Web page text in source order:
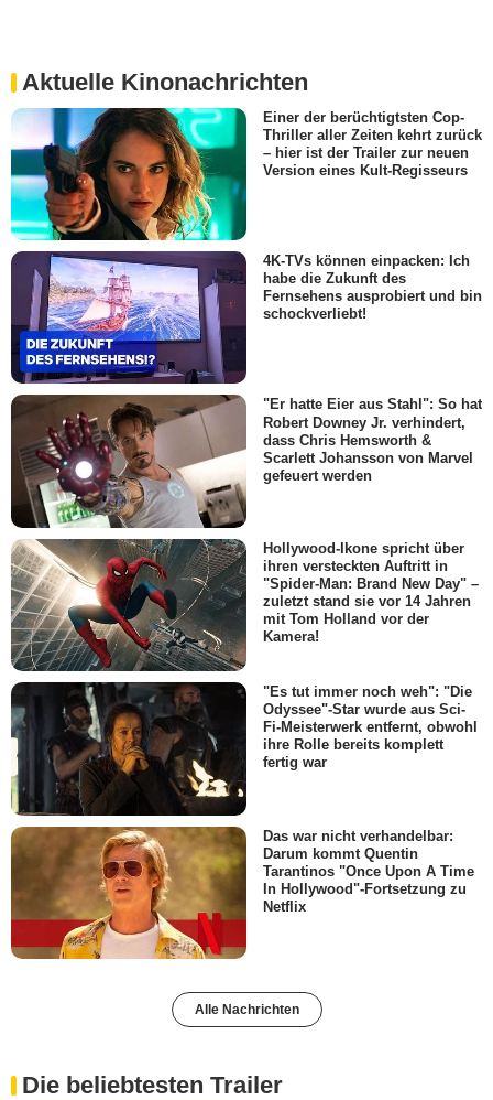
Aktuelle Kinonachrichten
Einer der berüchtigtsten Cop-
Thriller aller Zeiten kehrt zurück
– hier ist der Trailer zur neuen
Version eines Kult-Regisseurs
4K-TVs können einpacken: Ich
habe die Zukunft des
Fernsehens ausprobiert und bin
schockverliebt!
"Er hatte Eier aus Stahl": So hat
Robert Downey Jr. verhindert,
dass Chris Hemsworth &
Scarlett Johansson von Marvel
gefeuert werden
Hollywood-Ikone spricht über
ihren versteckten Auftritt in
"Spider-Man: Brand New Day" –
zuletzt stand sie vor 14 Jahren
mit Tom Holland vor der
Kamera!
"Es tut immer noch weh": "Die
Odyssee"-Star wurde aus Sci-
Fi-Meisterwerk entfernt, obwohl
ihre Rolle bereits komplett
fertig war
Das war nicht verhandelbar:
Darum kommt Quentin
Tarantinos "Once Upon A Time
In Hollywood"-Fortsetzung zu
Netflix
Alle Nachrichten
Die beliebtesten Trailer